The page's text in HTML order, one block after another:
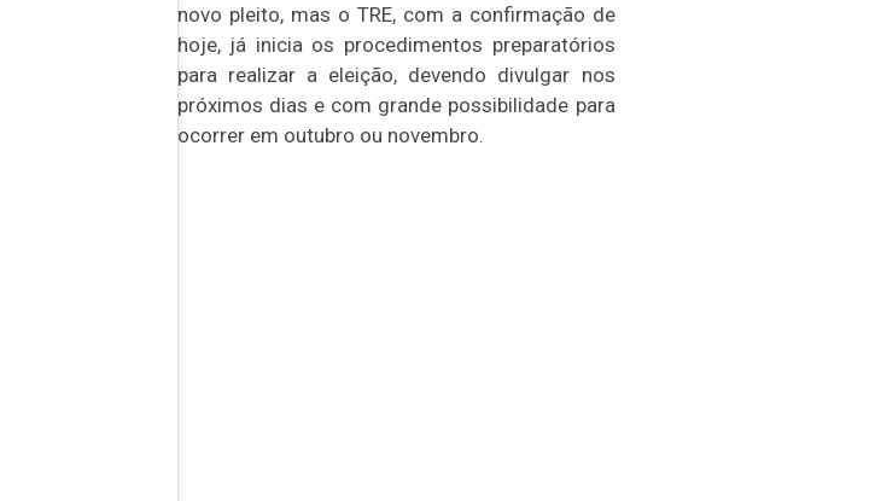
novo pleito, mas o TRE, com a confirmação de
hoje, já inicia os procedimentos preparatórios
para realizar a eleição, devendo divulgar nos
próximos dias e com grande possibilidade para
ocorrer em outubro ou novembro.